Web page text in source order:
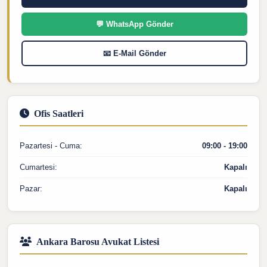
💬 WhatsApp Gönder
📧 E-Mail Gönder
Ofis Saatleri
Pazartesi - Cuma: 09:00 - 19:00
Cumartesi: Kapalı
Pazar: Kapalı
Ankara Barosu Avukat Listesi